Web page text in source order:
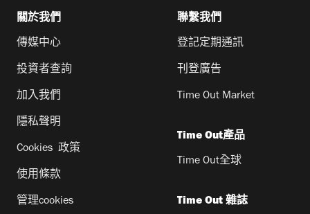
關於我們
傳媒中心
投資者查詢
加入我們
隱私聲明
Cookies 政策
使用條款
管理cookies
聯繫我們
登記定期通訊
刊登廣告
Time Out Market
Time Out產品
Time Out全球
Time Out 雜誌